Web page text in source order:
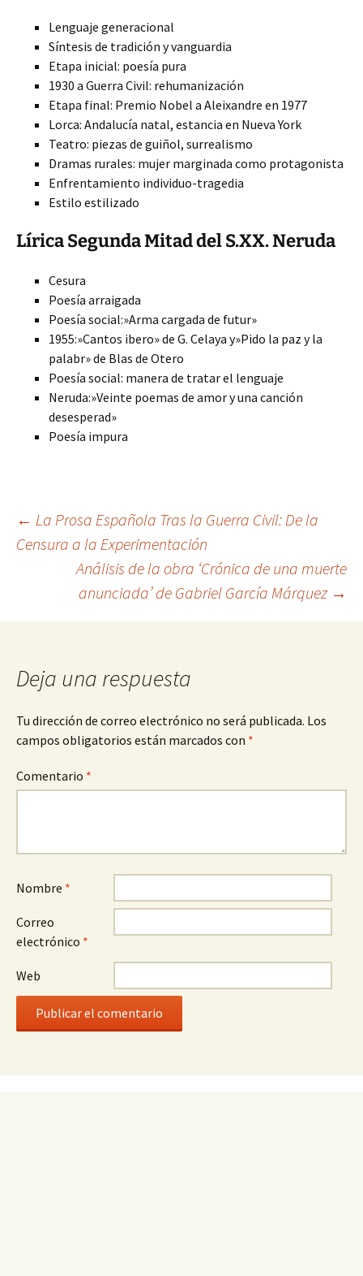
Lenguaje generacional
Síntesis de tradición y vanguardia
Etapa inicial: poesía pura
1930 a Guerra Civil: rehumanización
Etapa final: Premio Nobel a Aleixandre en 1977
Lorca: Andalucía natal, estancia en Nueva York
Teatro: piezas de guiñol, surrealismo
Dramas rurales: mujer marginada como protagonista
Enfrentamiento individuo-tragedia
Estilo estilizado
Lírica Segunda Mitad del S.XX. Neruda
Cesura
Poesía arraigada
Poesía social:»Arma cargada de futur»
1955:»Cantos ibero» de G. Celaya y»Pido la paz y la
palabr» de Blas de Otero
Poesía social: manera de tratar el lenguaje
Neruda:»Veinte poemas de amor y una canción
desesperad»
Poesía impura
Navegación
entradas
← La Prosa Española Tras la Guerra Civil: De la
Censura a la Experimentación
Análisis de la obra ‘Crónica de una muerte
anunciada’ de Gabriel García Márquez →
Deja una respuesta
Tu dirección de correo electrónico no será publicada. Los
campos obligatorios están marcados con *
Comentario *
Nombre *
Correo
electrónico *
Web